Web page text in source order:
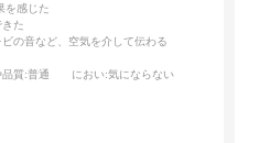
を感じた
た
の音など、空気を介して伝わる
品質:普通 におい:気にならない